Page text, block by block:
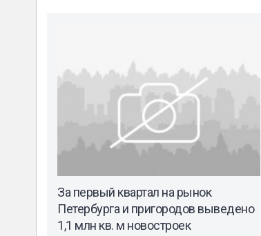
За первый квартал на рынок
Петербурга и пригородов выведено
1,1 млн кв. м новостроек